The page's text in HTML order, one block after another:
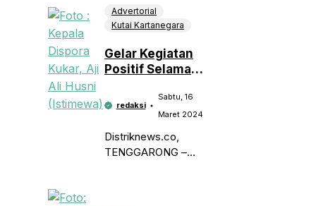
dan Sarana
Kepariwisataan, Dinas
Kutai Kartanegara
(Kukar), M Ridha
menyampaikan,
bahwa pihaknya telah
mendapat
Advertorial
Kutai Kartanegara
Gelar Kegiatan
Positif Selama
Dispora Kukar
Siap Fasilitasi
FKPR
redaksi
Sabtu, 16
Maret 2024
Distriknews.co,
TENGGARONG –